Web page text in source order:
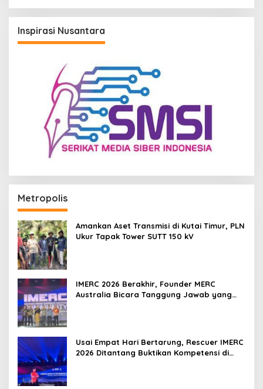
Inspirasi Nusantara
Metropolis
Amankan Aset Transmisi di Kutai Timur, PLN
Ukur Tapak Tower SUTT 150 kV
IMERC 2026 Berakhir, Founder MERC
Australia Bicara Tanggung Jawab yang
Usai Empat Hari Bertarung, Rescuer IMERC
2026 Ditantang Buktikan Kompetensi di